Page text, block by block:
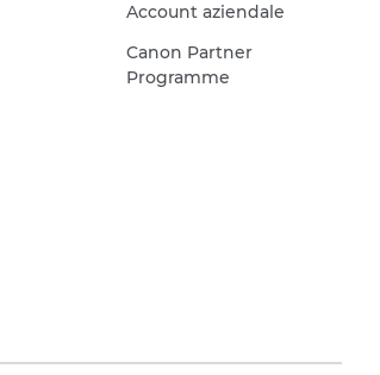
Account aziendale
Canon Partner
Programme